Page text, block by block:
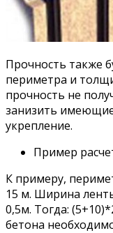
Прочность также
периметра и
прочность не
занизить
укрепление.
Пример
К примеру,
15 м. Ширина
0,5м. Тогда:
бетона